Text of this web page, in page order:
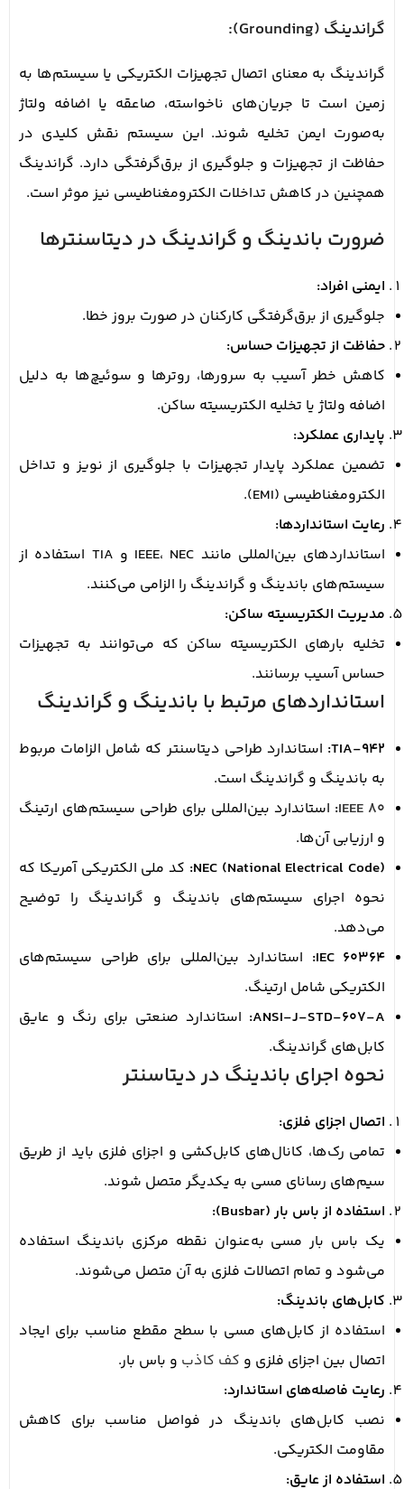
گراندینگ (Grounding):
گراندینگ به معنای اتصال تجهیزات الکتریکی یا سیستم‌ها به
زمین است تا جریان‌های ناخواسته، صاعقه یا اضافه ولتاژ
به‌صورت ایمن تخلیه شوند. این سیستم نقش کلیدی در
حفاظت از تجهیزات و جلوگیری از برق‌گرفتگی دارد. گراندینگ
همچنین در کاهش تداخلات الکترومغناطیسی نیز موثر است.
ضرورت باندینگ و گراندینگ در دیتاسنترها
ایمنی افراد:
جلوگیری از برق‌گرفتگی کارکنان در صورت بروز خطا.
حفاظت از تجهیزات حساس:
کاهش خطر آسیب به سرورها، روترها و سوئیچ‌ها به دلیل
اضافه ولتاژ یا تخلیه الکتریسیته ساکن.
پایداری عملکرد:
تضمین عملکرد پایدار تجهیزات با جلوگیری از نویز و تداخل
الکترومغناطیسی (EMI).
رعایت استانداردها:
استانداردهای بین‌المللی مانند IEEE، NEC و TIA استفاده از
سیستم‌های باندینگ و گراندینگ را الزامی می‌کنند.
مدیریت الکتریسیته ساکن:
تخلیه بارهای الکتریسیته ساکن که می‌توانند به تجهیزات
حساس آسیب برسانند.
استانداردهای مرتبط با باندینگ و گراندینگ
TIA-942: استاندارد طراحی دیتاسنتر که شامل الزامات مربوط
به باندینگ و گراندینگ است.
IEEE 80
: استاندارد بین‌المللی برای طراحی سیستم‌های ارتینگ
و ارزیابی آن‌ها.
NEC (National Electrical Code): کد ملی الکتریکی آمریکا که
نحوه اجرای سیستم‌های باندینگ و گراندینگ را توضیح
می‌دهد.
IEC 60364: استاندارد بین‌المللی برای طراحی سیستم‌های
الکتریکی شامل ارتینگ.
ANSI-J-STD-607-A: استاندارد صنعتی برای رنگ و عایق
کابل‌های گراندینگ.
نحوه اجرای باندینگ در دیتاسنتر
اتصال اجزای فلزی:
تمامی رک‌ها، کانال‌های کابل‌کشی و اجزای فلزی باید از طریق
سیم‌های رسانای مسی به یکدیگر متصل شوند.
استفاده از باس بار (Busbar):
یک باس بار مسی به‌عنوان نقطه مرکزی باندینگ استفاده
می‌شود و تمام اتصالات فلزی به آن متصل می‌شوند.
کابل‌های باندینگ:
استفاده از کابل‌های مسی با سطح مقطع مناسب برای ایجاد
اتصال بین اجزای فلزی و کف کاذب و باس بار.
رعایت فاصله‌های استاندارد:
نصب کابل‌های باندینگ در فواصل مناسب برای کاهش
مقاومت الکتریکی.
استفاده از عایق: